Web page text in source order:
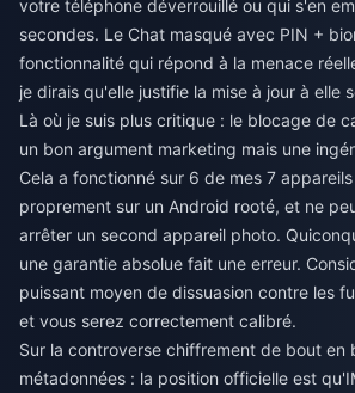
votre téléphone déverrouillé ou qui s'en
secondes. Le Chat masqué avec PIN +
fonctionnalité qui répond à la menace
je dirais qu'elle justifie la mise à jour à elle
Là où je suis plus critique : le blocage de
un bon argument marketing mais une
Cela a fonctionné sur 6 de mes 7
proprement sur un Android rooté, et ne
arrêter un second appareil photo.
une garantie absolue fait une erreur.
puissant moyen de dissuasion contre les
et vous serez correctement calibré.
Sur la controverse chiffrement de bout en
métadonnées : la position officielle est